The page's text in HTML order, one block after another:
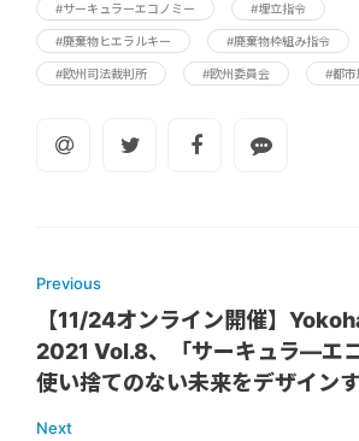
#サーキュラーエコノミー #埋立指令
#廃棄物ヒエラルキー #廃棄物枠組み指令
#欧州司法裁判所 #欧州委員会 #都市
Previous
【11/24オンライン開催】
2021 Vol.8、「サーキュラ―エ
使い捨てのない未来をデザインす
Next